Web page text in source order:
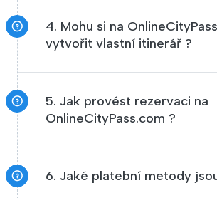
4. Mohu si na
vytvořit vlastní itinerář ?
5. Jak provést rezervaci na
OnlineCityPass.com ?
6. Jaké platební metody